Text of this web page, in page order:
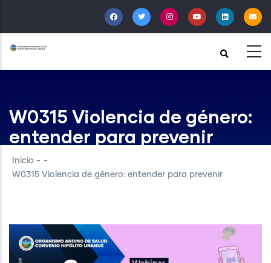
al
contenido
principal
W0315 Violencia de género:
entender para prevenir
Inicio - -
W0315 Violencia de género: entender para prevenir